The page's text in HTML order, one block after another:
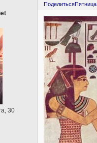
Поделиться
30